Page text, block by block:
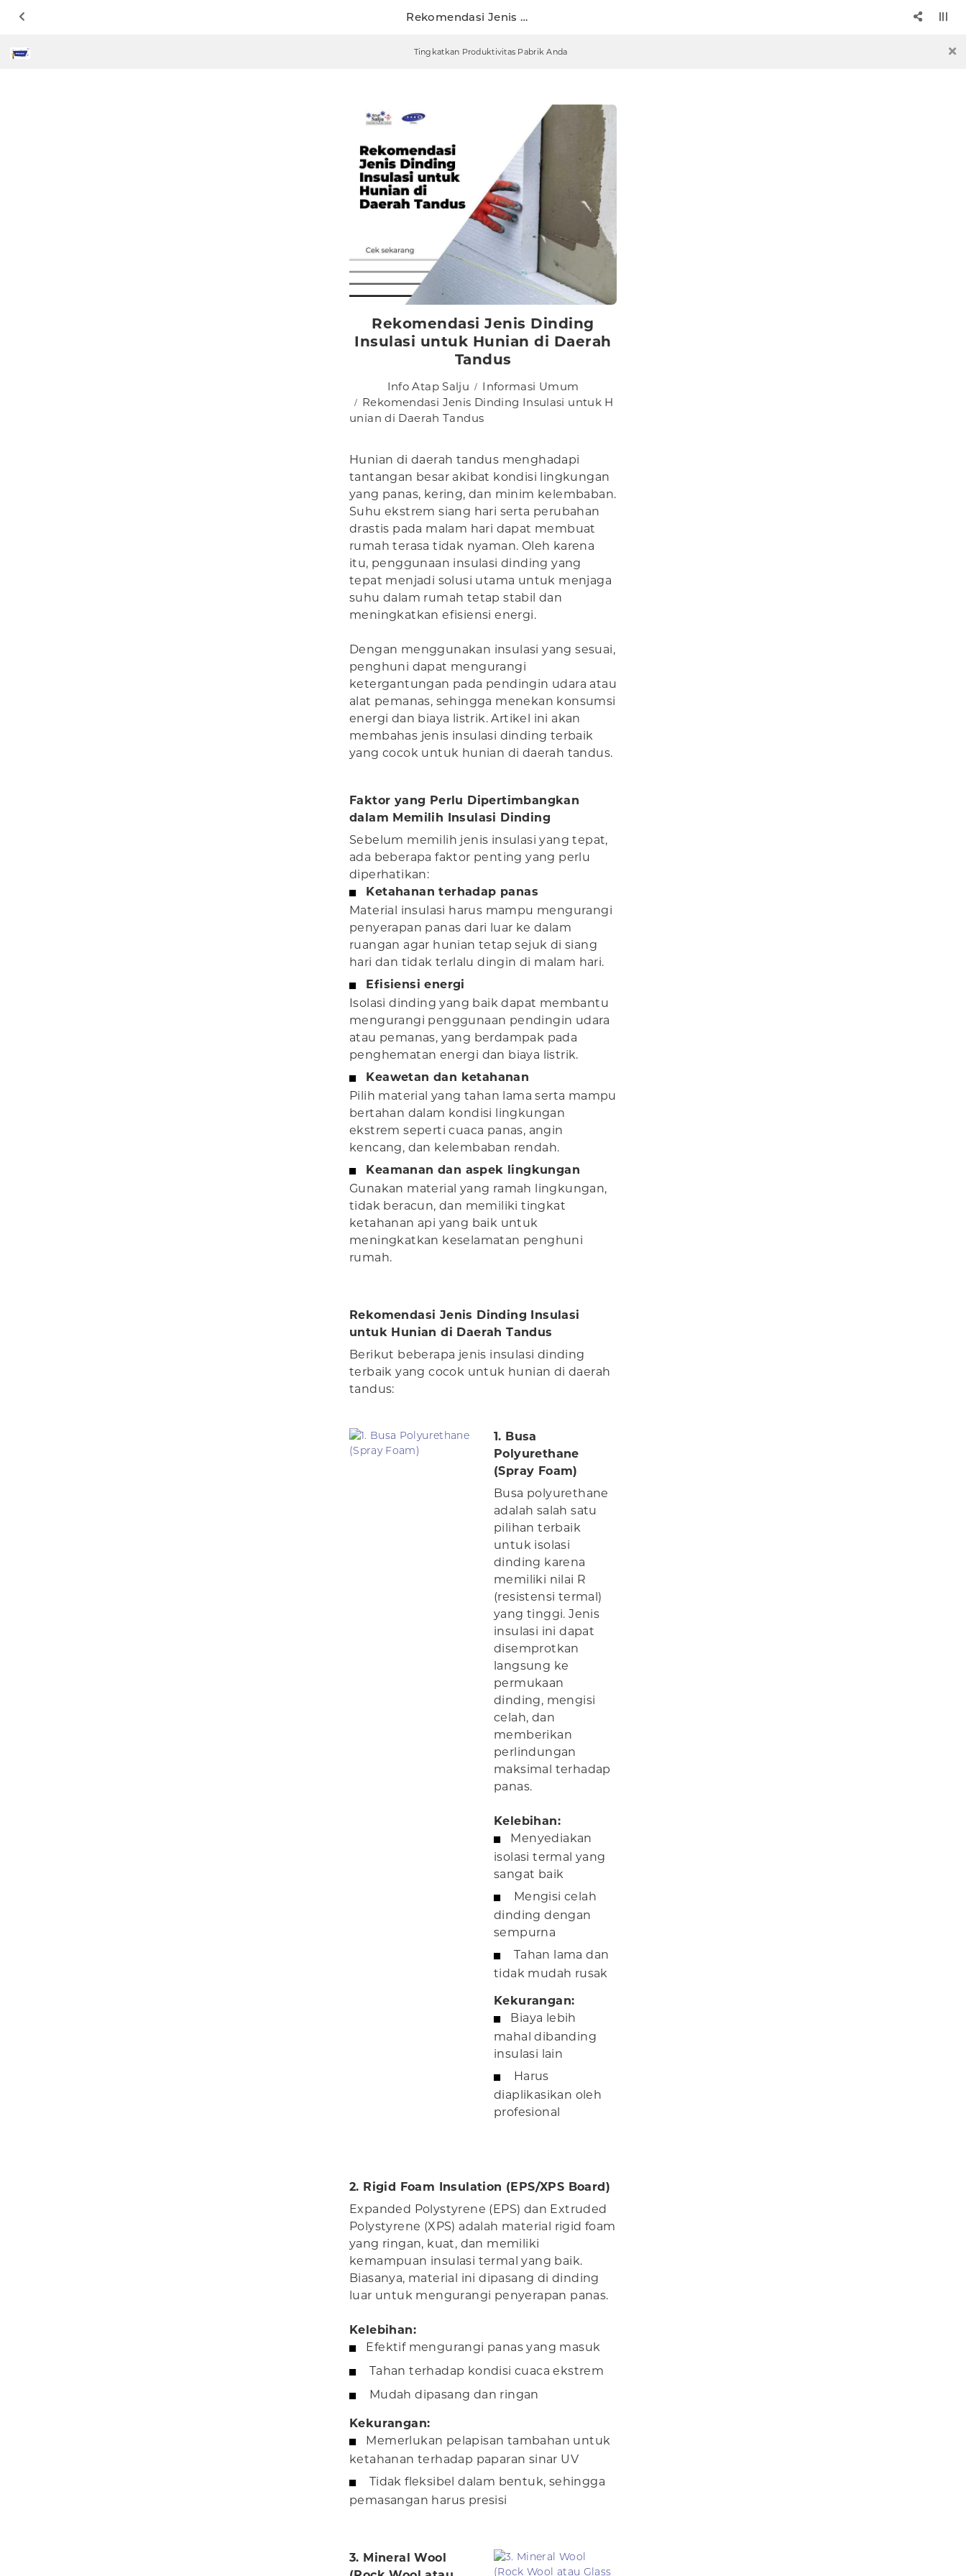
Rekomendasi Jenis Dinding Insulasi untuk Hunian di Daerah Tandus
Tingkatkan Produktivitas Pabrik Anda
Rekomendasi Jenis Dinding
Insulasi untuk Hunian di Daerah
Tandus
Info Atap Salju
Informasi Umum
Rekomendasi Jenis Dinding Insulasi untuk H
unian di Daerah Tandus
Hunian di daerah tandus menghadapi
tantangan besar akibat kondisi lingkungan
yang panas, kering, dan minim kelembaban.
Suhu ekstrem siang hari serta perubahan
drastis pada malam hari dapat membuat
rumah terasa tidak nyaman. Oleh karena
itu, penggunaan insulasi dinding yang
tepat menjadi solusi utama untuk menjaga
suhu dalam rumah tetap stabil dan
meningkatkan efisiensi energi.
Dengan menggunakan insulasi yang sesuai,
penghuni dapat mengurangi
ketergantungan pada pendingin udara atau
alat pemanas, sehingga menekan konsumsi
energi dan biaya listrik. Artikel ini akan
membahas jenis insulasi dinding terbaik
yang cocok untuk hunian di daerah tandus.
Faktor yang Perlu Dipertimbangkan
dalam Memilih Insulasi Dinding
Sebelum memilih jenis insulasi yang tepat,
ada beberapa faktor penting yang perlu
diperhatikan:
Ketahanan terhadap panas
Material insulasi harus mampu mengurangi
penyerapan panas dari luar ke dalam
ruangan agar hunian tetap sejuk di siang
hari dan tidak terlalu dingin di malam hari.
Efisiensi energi
Isolasi dinding yang baik dapat membantu
mengurangi penggunaan pendingin udara
atau pemanas, yang berdampak pada
penghematan energi dan biaya listrik.
Keawetan dan ketahanan
Pilih material yang tahan lama serta mampu
bertahan dalam kondisi lingkungan
ekstrem seperti cuaca panas, angin
kencang, dan kelembaban rendah.
Keamanan dan aspek lingkungan
Gunakan material yang ramah lingkungan,
tidak beracun, dan memiliki tingkat
ketahanan api yang baik untuk
meningkatkan keselamatan penghuni
rumah.
Rekomendasi Jenis Dinding Insulasi
untuk Hunian di Daerah Tandus
Berikut beberapa jenis insulasi dinding
terbaik yang cocok untuk hunian di daerah
tandus:
1. Busa
Polyurethane
(Spray Foam)
Busa polyurethane
adalah salah satu
pilihan terbaik
untuk isolasi
dinding karena
memiliki nilai R
(resistensi termal)
yang tinggi. Jenis
insulasi ini dapat
disemprotkan
langsung ke
permukaan
dinding, mengisi
celah, dan
memberikan
perlindungan
maksimal terhadap
panas.
Kelebihan:
Menyediakan
isolasi termal yang
sangat baik
Mengisi celah
dinding dengan
sempurna
Tahan lama dan
tidak mudah rusak
Kekurangan:
Biaya lebih
mahal dibanding
insulasi lain
Harus
diaplikasikan oleh
profesional
2. Rigid Foam Insulation (EPS/XPS Board)
Expanded Polystyrene (EPS) dan Extruded
Polystyrene (XPS) adalah material rigid foam
yang ringan, kuat, dan memiliki
kemampuan insulasi termal yang baik.
Biasanya, material ini dipasang di dinding
luar untuk mengurangi penyerapan panas.
Kelebihan:
Efektif mengurangi panas yang masuk
Tahan terhadap kondisi cuaca ekstrem
Mudah dipasang dan ringan
Kekurangan:
Memerlukan pelapisan tambahan untuk
ketahanan terhadap paparan sinar UV
Tidak fleksibel dalam bentuk, sehingga
pemasangan harus presisi
3. Mineral Wool